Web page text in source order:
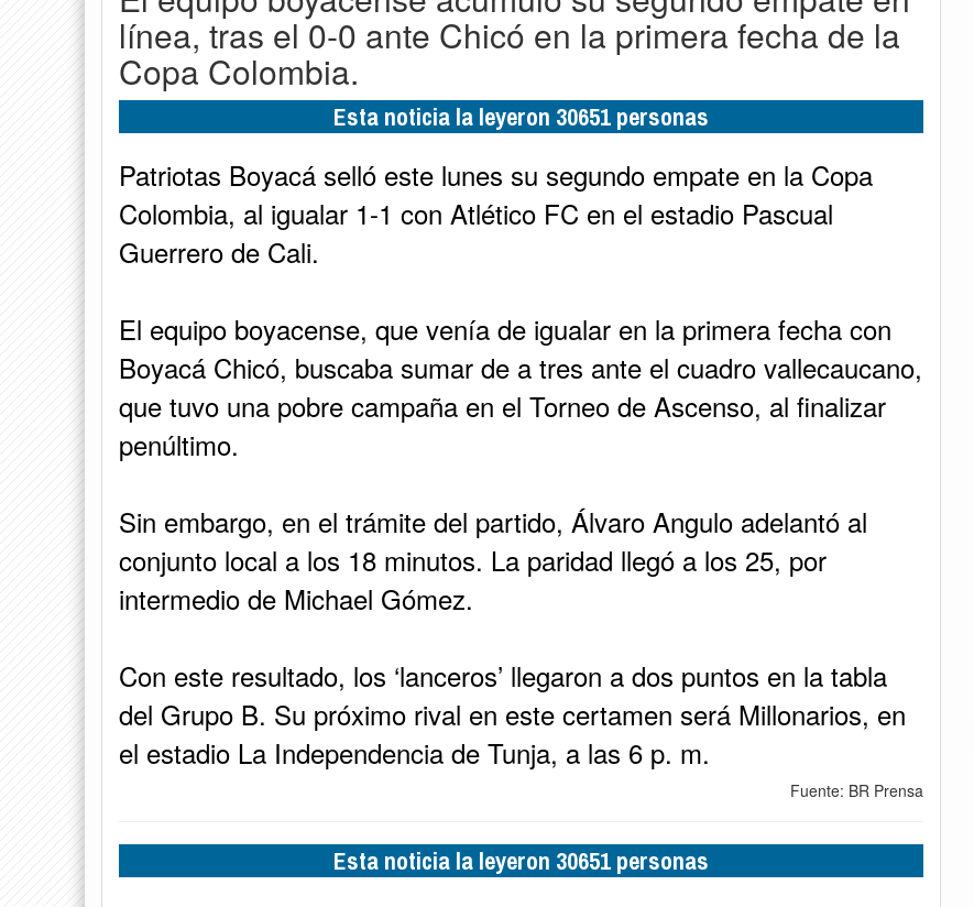
línea, tras el 0-0 ante Chicó en la primera fecha de la
Copa Colombia.
Esta noticia la leyeron 30651 personas
Patriotas Boyacá selló este lunes su segundo empate en la Copa
Colombia, al igualar 1-1 con Atlético FC en el estadio Pascual
Guerrero de Cali.
El equipo boyacense, que venía de igualar en la primera fecha con
Boyacá Chicó, buscaba sumar de a tres ante el cuadro vallecaucano,
que tuvo una pobre campaña en el Torneo de Ascenso, al finalizar
penúltimo.
Sin embargo, en el trámite del partido, Álvaro Angulo adelantó al
conjunto local a los 18 minutos. La paridad llegó a los 25, por
intermedio de Michael Gómez.
Con este resultado, los ‘lanceros’ llegaron a dos puntos en la tabla
del Grupo B. Su próximo rival en este certamen será Millonarios, en
el estadio La Independencia de Tunja, a las 6 p. m.
Fuente: BR Prensa
Esta noticia la leyeron 30651 personas